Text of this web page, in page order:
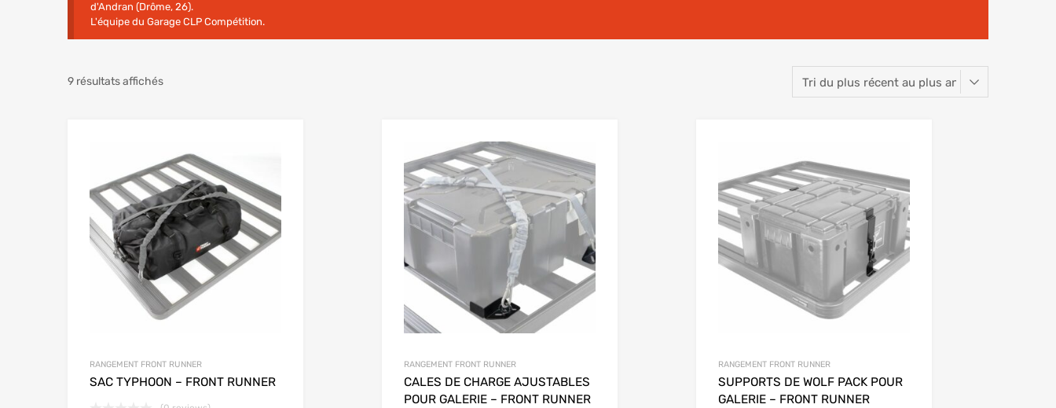
d'Andran (Drôme, 26).
L'équipe du Garage CLP Compétition.
9 résultats affichés
RANGEMENT FRONT RUNNER
SAC TYPHOON – FRONT RUNNER
RANGEMENT FRONT RUNNER
CALES DE CHARGE AJUSTABLES
POUR GALERIE – FRONT RUNNER
RANGEMENT FRONT RUNNER
SUPPORTS DE WOLF PACK POUR
GALERIE – FRONT RUNNER